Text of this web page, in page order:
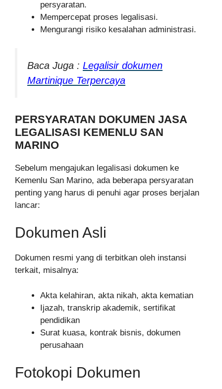
persyaratan.
Mempercepat proses legalisasi.
Mengurangi risiko kesalahan administrasi.
Baca Juga : Legalisir dokumen
Martinique Terpercaya
PERSYARATAN DOKUMEN JASA
LEGALISASI KEMENLU SAN
MARINO
Sebelum mengajukan legalisasi dokumen ke
Kemenlu San Marino, ada beberapa persyaratan
penting yang harus di penuhi agar proses berjalan
lancar:
Dokumen Asli
Dokumen resmi yang di terbitkan oleh instansi
terkait, misalnya:
Akta kelahiran, akta nikah, akta kematian
Ijazah, transkrip akademik, sertifikat
pendidikan
Surat kuasa, kontrak bisnis, dokumen
perusahaan
Fotokopi Dokumen